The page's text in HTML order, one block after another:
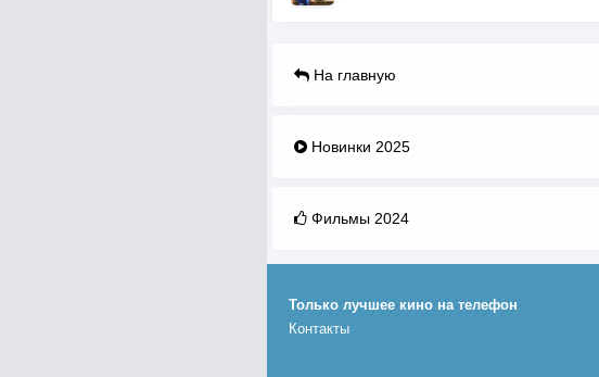
На главную
Новинки 2025
Фильмы 2024
Только лучшее кино на телефон
Контакты